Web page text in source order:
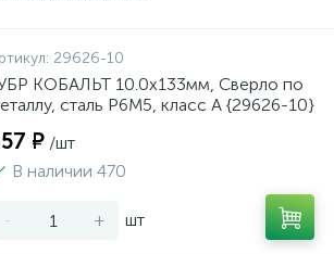
29626-10
КОБАЛЬТ 10.0х133мм, Сверло по
сталь Р6М5, класс А {29626-10}
₽ /шт
В наличии 470
- + шт